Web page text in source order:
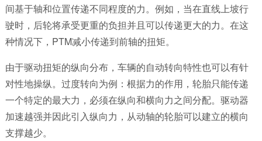
间基于轴和位置传递不同程度的力。例如，当在直线上坡行
驶时，后轮将承受更重的负担并且可以传递更大的力。在这
种情况下，PTM减小传递到前轴的扭矩。
由于驱动扭矩的纵向分布，车辆的自动转向特性也可以有针
对性地操纵。过度转向为例：根据力的作用，轮胎只能传递
一个特定的最大力，必须在纵向和横向力之间分配。驱动器
加速越强并因此引入纵向力，从动轴的轮胎可以建立的横向
支撑越少。